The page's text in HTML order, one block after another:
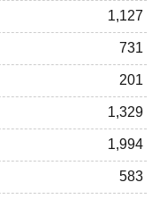
1,127
731
201
1,329
1,994
583